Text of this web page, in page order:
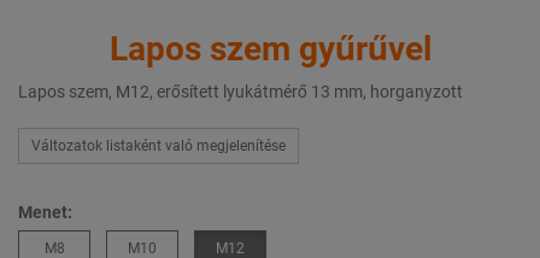
Lapos szem gyűrűvel
Lapos szem, M12, erősített lyukátmérő 13 mm, horganyzott
Változatok listaként való megjelenítése
Menet:
M8 M10 M12